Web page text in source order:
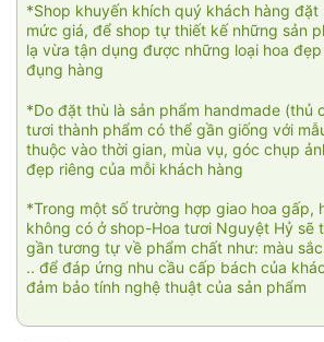
*Shop khuyến khích quý khách hàng đặt
mức giá, để shop tự thiết kế những sản
lạ vừa tận dụng được những loại hoa
đụng hàng
*Do đặt thù là sản phẩm handmade (thủ
tươi thành phẩm có thể gần giống với
thuộc vào thời gian, mùa vụ, góc chụp
đẹp riêng của mỗi khách hàng
*Trong một số trường hợp giao hoa gấp,
không có ở shop-Hoa tươi Nguyệt Hỷ sẽ
gần tương tự về phẩm chất như: màu
.. để đáp ứng nhu cầu cấp bách của
đảm bảo tính nghệ thuật của sản phẩm